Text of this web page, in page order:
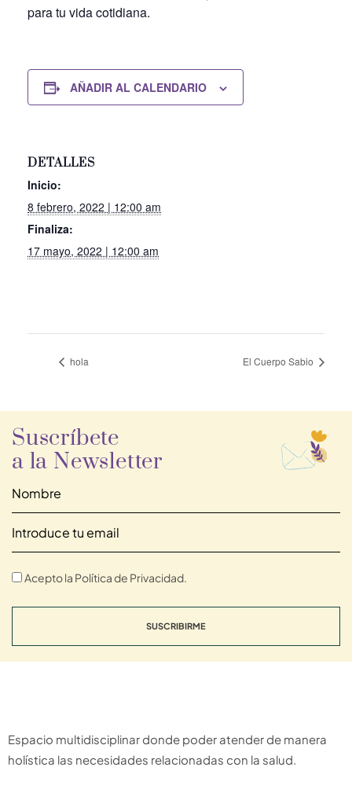
para tu vida cotidiana.
AÑADIR AL CALENDARIO
DETALLES
Inicio:
8 febrero, 2022 | 12:00 am
Finaliza:
17 mayo, 2022 | 12:00 am
hola El Cuerpo Sabio
Suscríbete
a la Newsletter
Acepto la Política de Privacidad.
SUSCRIBIRME
Espacio multidisciplinar donde poder atender de manera
holística las necesidades relacionadas con la salud.